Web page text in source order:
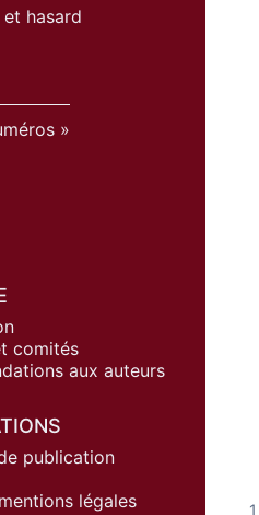
hasard
comités
aux auteurs
publication
légales